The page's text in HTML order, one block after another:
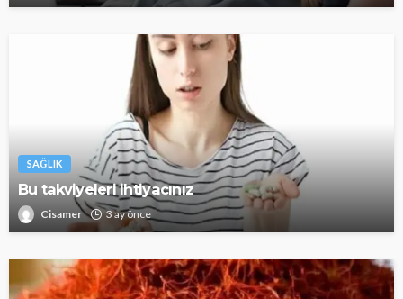
SAĞLIK
Bu takviyeleri ihtiyacınız
Cisamer 3 ay önce